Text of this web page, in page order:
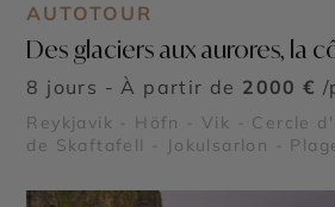
AUTOTOUR
Des glaciers aux aurores, la
8 jours - À partir de 2000 € /
Reykjavik - Höfn - Vik - Cercle
de Skaftafell - Jokulsarlon -
Reynisfjara